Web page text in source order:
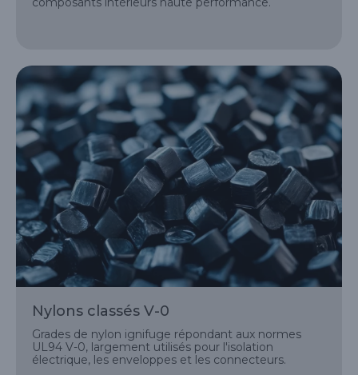
Nylons classés V-0
Grades de nylon ignifuge répondant aux normes
UL94 V-0, largement utilisés pour l'isolation
électrique, les enveloppes et les connecteurs.